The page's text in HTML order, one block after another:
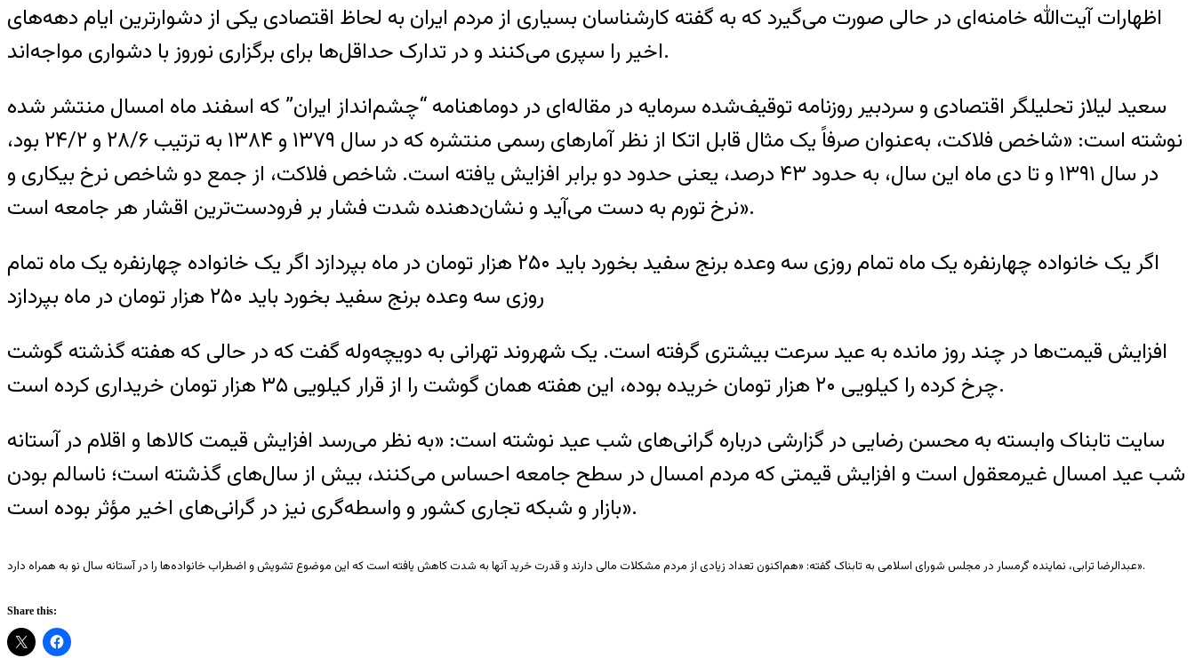
اظهارات آیت‌الله خامنه‌ای در حالی صورت می‌گیرد که به گفته کارشناسان بسیاری از مردم ایران به لحاظ اقتصادی یکی از دشوارترین ایام دهه‌های
اخیر را سپری می‌کنند و در تدارک حداقل‌ها برای برگزاری نوروز با دشواری مواجه‌اند.
سعید لیلاز تحلیلگر اقتصادی و سردبیر روزنامه توقیف‌شده سرمایه در مقاله‌ای در دوماهنامه “چشم‌انداز ایران” که اسفند ماه امسال منتشر شده
نوشته است: «شاخص فلاکت، به‌عنوان صرفاً یک مثال قابل اتکا از نظر آمارهای رسمی منتشره که در سال ۱۳۷۹ و ۱۳۸۴ به ترتیب ۲۸/۶ و ۲۴/۲ بود،
در سال ۱۳۹۱ و تا دی ماه این سال، به حدود ۴۳ درصد، یعنی حدود دو برابر افزایش یافته است. شاخص فلاکت، از جمع دو شاخص نرخ بیکاری و
نرخ تورم به دست می‌آید و نشان‌دهنده شدت فشار بر فرودست‌ترین اقشار هر جامعه است».
اگر یک خانواده چهارنفره یک ماه تمام روزی سه وعده برنج سفید بخورد باید ۲۵۰ هزار تومان در ماه بپردازد اگر یک خانواده چهارنفره یک ماه تمام
روزی سه وعده برنج سفید بخورد باید ۲۵۰ هزار تومان در ماه بپردازد
افزایش قیمت‌ها در چند روز مانده به عید سرعت بیشتری گرفته است. یک شهروند تهرانی به دویچه‌وله گفت که در حالی که هفته گذشته گوشت
چرخ کرده را کیلویی ۲۰ هزار تومان خریده بوده، این هفته همان گوشت را از قرار کیلویی ۳۵ هزار تومان خریداری کرده است.
سایت تابناک وابسته به محسن رضایی در گزارشی درباره گرانی‌های شب عید نوشته است: «به نظر می‌‌رسد افزایش قیمت کالاها و اقلام در آستانه
شب عید امسال غیرمعقول است و افزایش قیمتی که مردم امسال در سطح جامعه احساس می‌کنند، بیش از سال‌های گذشته است؛ ناسالم بودن
بازار و شبکه تجاری کشور و واسطه‌گری نیز در گرانی‌های اخیر مؤثر بوده است».
عبدالرضا ترابی، نماینده گرمسار در مجلس شورای اسلامی به تابناک گفته: «هم‌اکنون تعداد زیادی از مردم مشکلات مالی دارند و قدرت خرید آنها به شدت کاهش یافته است که این موضوع تشویش و اضطراب خانواده‌ها را در آستانه سال نو به همراه دارد».
Share this: